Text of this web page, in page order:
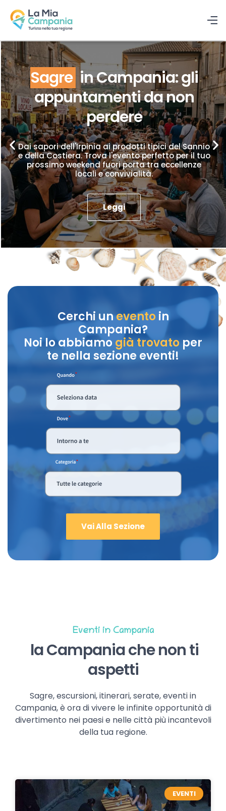
Sagre in Campania: gli
appuntamenti da non
perdere
Dai sapori dell'Irpinia ai prodotti tipici del Sannio
e della Costiera. Trova l'evento perfetto per il tuo
prossimo weekend fuori porta tra eccellenze
locali e convivialità.
Leggi
Cerchi unevento in
Campania?
Noi lo abbiamo già trovatoper
te nella sezione eventi!
Vai Alla Sezione
Eventi in Campania
la Campania che non ti
aspetti
Sagre, escursioni, itinerari, serate, eventi in
Campania, è ora di vivere le infinite opportunità di
divertimento nei paesi e nelle città più incantevoli
della tua regione.
EVENTI